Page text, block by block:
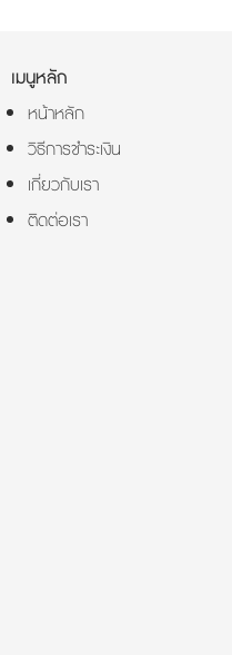
เมนูหลัก
หน้าหลัก
วิธีการชำระเงิน
เกี่ยวกับเรา
ติดต่อเรา